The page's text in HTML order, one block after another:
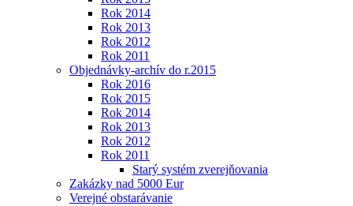
Rok 2014
Rok 2013
Rok 2012
Rok 2011
Objednávky-archív do r.2015
Rok 2016
Rok 2015
Rok 2014
Rok 2013
Rok 2012
Rok 2011
Starý systém zverejňovania
Zakázky nad 5000 Eur
Verejné obstarávanie